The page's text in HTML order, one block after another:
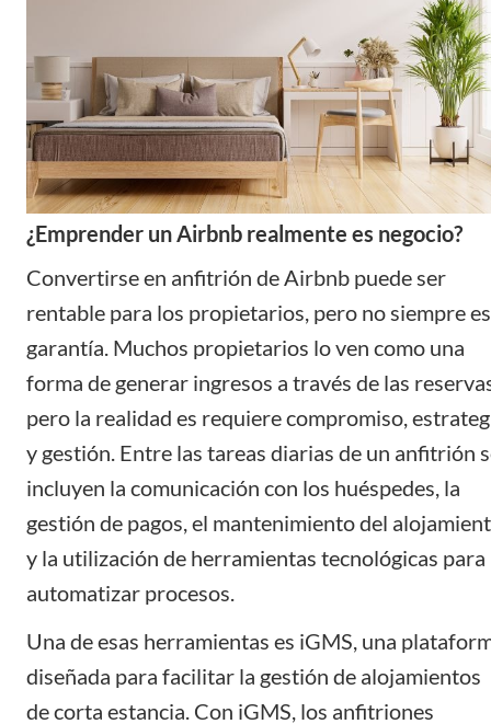
¿Emprender un Airbnb realmente es negocio?
Convertirse en anfitrión de Airbnb puede ser
rentable para los propietarios, pero no siempre es
garantía. Muchos propietarios lo ven como una
forma de generar ingresos a través de las
pero la realidad es requiere compromiso,
y gestión. Entre las tareas diarias de un anfitrión
incluyen la comunicación con los huéspedes, la
gestión de pagos, el mantenimiento del
y la utilización de herramientas tecnológicas para
automatizar procesos.
Una de esas herramientas es iGMS, una
diseñada para facilitar la gestión de alojamientos
de corta estancia. Con iGMS, los anfitriones